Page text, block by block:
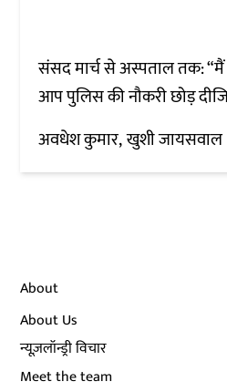
संसद मार्च से अस्पताल तक:
आप पुलिस की नौकरी छोड़
अवधेश कुमार खुशी जायसवाल
About
About Us
न्यूज़लॉन्ड्री विचार
Meet the team